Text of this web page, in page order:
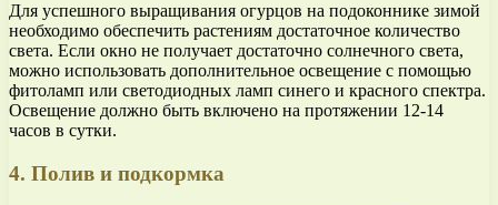
Для успешного выращивания огурцов на подоконнике зимой
необходимо обеспечить растениям достаточное количество
света. Если окно не получает достаточно солнечного света,
можно использовать дополнительное освещение с помощью
фитоламп или светодиодных ламп синего и красного спектра.
Освещение должно быть включено на протяжении 12-14
часов в сутки.
4. Полив и подкормка